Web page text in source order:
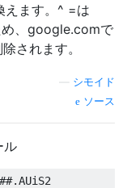
えます。^ =は
め、google.comで
されます。
シモイド
ソース
ル